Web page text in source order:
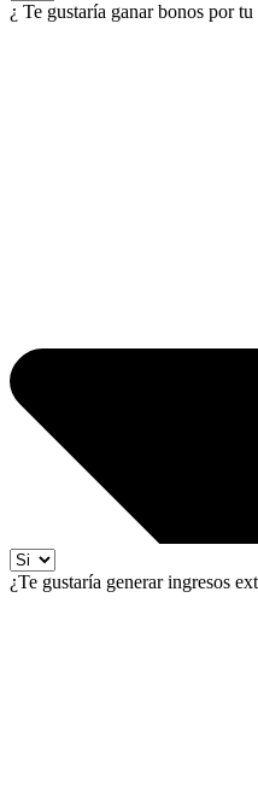
¿ Te gustaría ganar bonos por tu
¿Te gustaría generar ingresos